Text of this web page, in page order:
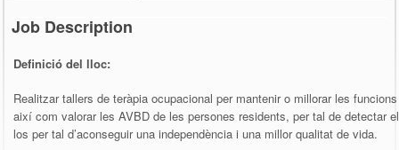
Job Description
Definició del lloc:
Realitzar tallers de teràpia ocupacional per mantenir o millorar les
així com valorar les AVBD de les persones residents, per tal de detectar
los per tal d’aconseguir una independència i una millor qualitat de vida.